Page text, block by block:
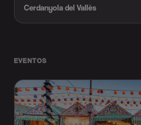
Cerdanyola del Vallès
EVENTOS